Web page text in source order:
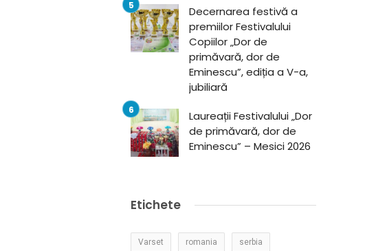
Decernarea festivă a
premiilor Festivalului
Copiilor „Dor de
primăvară, dor de
Eminescu”, ediția a V-a,
jubiliară
Laureații Festivalului „Dor
de primăvară, dor de
Eminescu” – Mesici 2026
Etichete
Varset romania serbia